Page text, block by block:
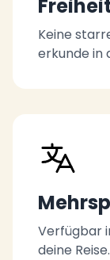
Freiheit
Keine
erkunde in
Verfügbar
deine Reise.